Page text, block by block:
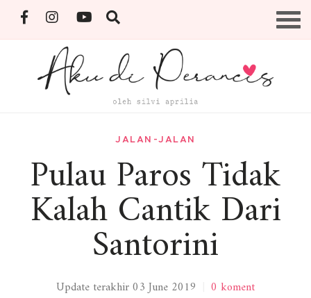
Skip
to
Menu
JALAN-JALAN
Pulau Paros Tidak
Kalah Cantik Dari
Santorini
Update terakhir 03 June 2019 0 koment